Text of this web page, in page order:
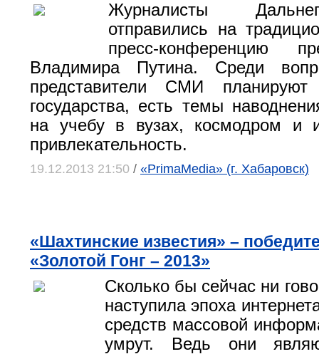
Журналисты
отправились на
пресс-конференцию
Владимира Путина. Среди
представители СМИ планируют
государства, есть темы
на учебу в вузах, космодром и
привлекательность.
19.12.2013 21:50 / «PrimaMedia» (г. Хабаровск)
«Шахтинские известия» –
«Золотой Гонг – 2013»
Сколько бы сейчас ни
наступила эпоха
средств массовой
умрут. Ведь они